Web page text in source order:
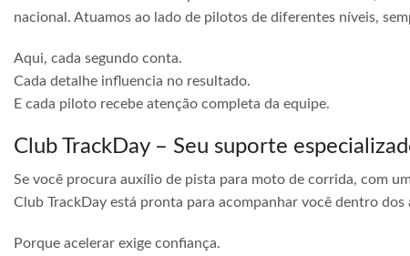
nacional. Atuamos ao lado de pilotos de diferentes níveis,
Aqui, cada segundo conta.
Cada detalhe influencia no resultado.
E cada piloto recebe atenção completa da equipe.
Club TrackDay – Seu suporte
Se você procura auxílio de pista para moto de corrida, com
Club TrackDay está pronta para acompanhar você dentro dos
Porque acelerar exige confiança.